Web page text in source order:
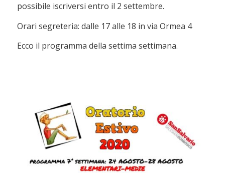
possibile iscriversi entro il 2 settembre.
Orari segreteria: dalle 17 alle 18 in via Ormea 4
Ecco il programma della settima settimana.